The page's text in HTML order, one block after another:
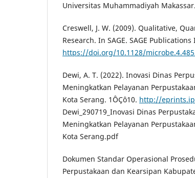
Universitas Muhammadiyah Makassar.
Creswell, J. W. (2009). Qualitative,
Research. In SAGE. SAGE Publications
https://doi.org/10.1128/
Dewi, A. T. (2022). Inovasi Dinas
Meningkatkan Pelayanan
Kota Serang. 1ÔÇô10. http://
Dewi_290719_Inovasi Dinas
Meningkatkan Pelayanan
Kota Serang.pdf
Dokumen Standar Operasional
Perpustakaan dan Kearsipan